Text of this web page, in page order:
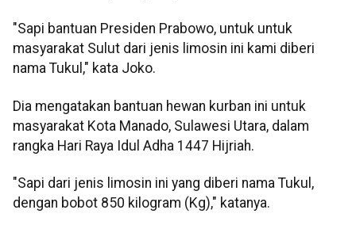
"Sapi bantuan Presiden Prabowo, untuk untuk
masyarakat Sulut dari jenis limosin ini kami diberi
nama Tukul," kata Joko.
Dia mengatakan bantuan hewan kurban ini untuk
masyarakat Kota Manado, Sulawesi Utara, dalam
rangka Hari Raya Idul Adha 1447 Hijriah.
"Sapi dari jenis limosin ini yang diberi nama Tukul,
dengan bobot 850 kilogram (Kg)," katanya.